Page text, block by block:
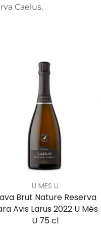
Caelus.
U MES U
Brut Nature Reserva
Avis Larus 2022 U Més
U 75 cl